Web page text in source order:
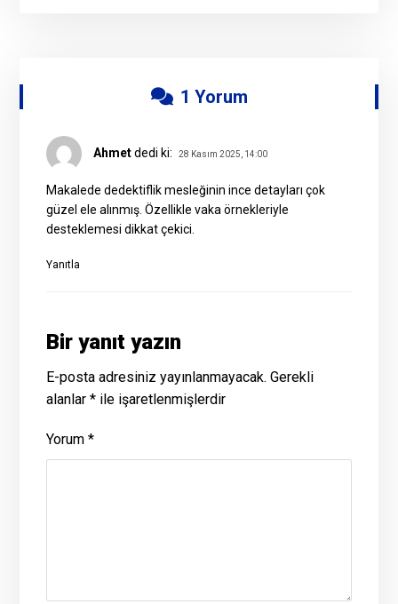
1 Yorum
Ahmet dedi ki: 28 Kasım 2025, 14:00
Makalede dedektiflik mesleğinin ince detayları çok
güzel ele alınmış. Özellikle vaka örnekleriyle
desteklemesi dikkat çekici.
Yanıtla
Bir yanıt yazın
E-posta adresiniz yayınlanmayacak. Gerekli
alanlar* ile işaretlenmişlerdir
Yorum*